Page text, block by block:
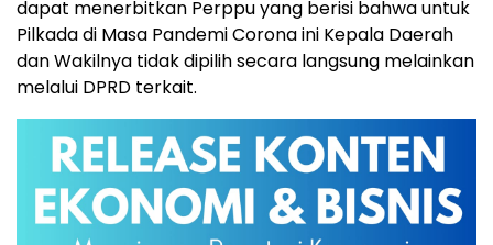
dapat menerbitkan Perppu yang berisi bahwa untuk
Pilkada di Masa Pandemi Corona ini Kepala Daerah
dan Wakilnya tidak dipilih secara langsung melainkan
melalui DPRD terkait.